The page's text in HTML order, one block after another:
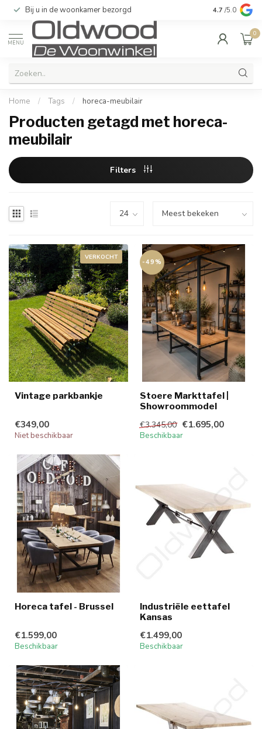
Bij u in de woonkamer bezorgd Kwaliteit &
4.7 /5.0
MENU
0
Home / Tags / horeca-meubilair
Producten getagd met horeca-
meubilair
Filters
VERKOCHT
Vintage parkbankje
€349,00
Niet beschikbaar
-49%
Stoere Markttafel |
Showroommodel
€3.345,00 €1.695,00
Beschikbaar
Horeca tafel - Brussel
€1.599,00
Beschikbaar
Industriële eettafel
Kansas
€1.499,00
Beschikbaar